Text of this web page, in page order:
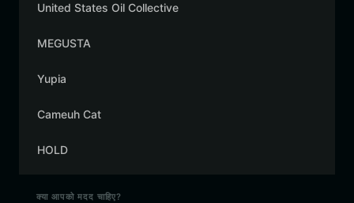
United States Oil Collective
MEGUSTA
Yupia
Cameuh Cat
HOLD
क्या आपको मदद चाहिए?